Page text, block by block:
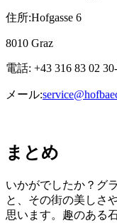
住所:Hofgasse 6
8010 Graz
電話: +43 316 83 02
メール:
まとめ
いかがでしたか？グ
と、その街の美しさ
思います。趣のある